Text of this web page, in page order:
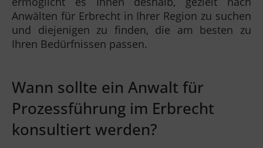
Anwälten für Erbrecht in Ihrer Region zu suchen
und diejenigen zu finden, die am besten zu
Ihren Bedürfnissen passen.
Wann sollte ein Anwalt für
Prozessführung im Erbrecht
konsultiert werden?